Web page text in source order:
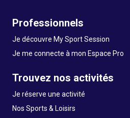
Professionnels
Je découvre My Sport Session
Je me connecte à mon Espace Pro
Trouvez nos activités
Je réserve une activité
Nos Sports & Loisirs